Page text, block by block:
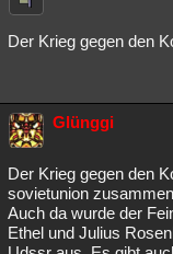
Der Krieg gegen den
Glünggi
Der Krieg gegen den
sovietunion
Auch da wurde der
Ethel und Julius